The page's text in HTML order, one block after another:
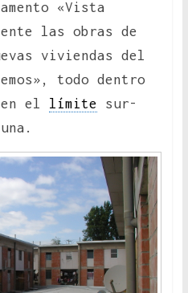
«Vista
las obras de
viviendas del
todo dentro
el límite sur-